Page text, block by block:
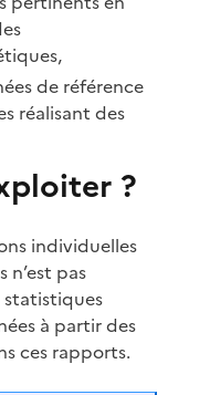
de référence
réalisant des
?
individuelles
pas
statistiques
à partir des
ces rapports.